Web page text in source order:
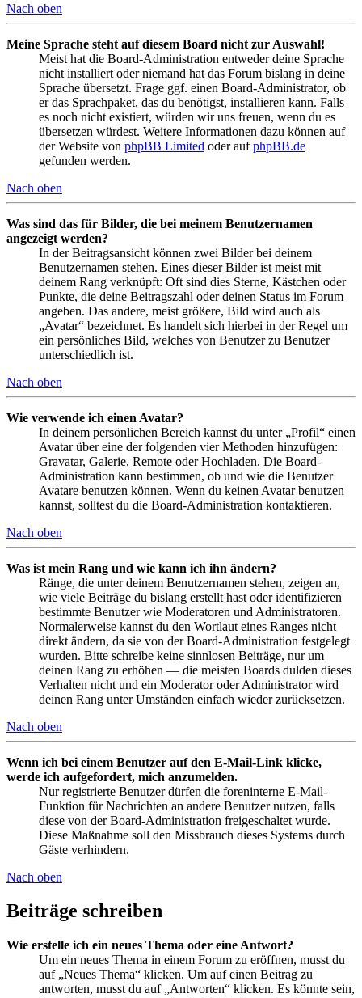
Nach oben
Meine Sprache steht auf diesem Board nicht zur Auswahl!
Meist hat die Board-Administration entweder deine Sprache
nicht installiert oder niemand hat das Forum bislang in deine
Sprache übersetzt. Frage ggf. einen Board-Administrator, ob
er das Sprachpaket, das du benötigst, installieren kann. Falls
es noch nicht existiert, würden wir uns freuen, wenn du es
übersetzen würdest. Weitere Informationen dazu können auf
der Website von phpBB Limited oder aufphpBB.de
gefunden werden.
Nach oben
Was sind das für Bilder, die bei meinem Benutzernamen
angezeigt werden?
In der Beitragsansicht können zwei Bilder bei deinem
Benutzernamen stehen. Eines dieser Bilder ist meist mit
deinem Rang verknüpft: Oft sind dies Sterne, Kästchen oder
Punkte, die deine Beitragszahl oder deinen Status im Forum
angeben. Das andere, meist größere, Bild wird auch als
„Avatar“ bezeichnet. Es handelt sich hierbei in der Regel um
ein persönliches Bild, welches von Benutzer zu Benutzer
unterschiedlich ist.
Nach oben
Wie verwende ich einen Avatar?
In deinem persönlichen Bereich kannst du unter „Profil“ einen
Avatar über eine der folgenden vier Methoden hinzufügen:
Gravatar, Galerie, Remote oder Hochladen. Die Board-
Administration kann bestimmen, ob und wie die Benutzer
Avatare benutzen können. Wenn du keinen Avatar benutzen
kannst, solltest du die Board-Administration kontaktieren.
Nach oben
Was ist mein Rang und wie kann ich ihn ändern?
Ränge, die unter deinem Benutzernamen stehen, zeigen an,
wie viele Beiträge du bislang erstellt hast oder identifizieren
bestimmte Benutzer wie Moderatoren und Administratoren.
Normalerweise kannst du den Wortlaut eines Ranges nicht
direkt ändern, da sie von der Board-Administration festgelegt
wurden. Bitte schreibe keine sinnlosen Beiträge, nur um
deinen Rang zu erhöhen — die meisten Boards dulden dieses
Verhalten nicht und ein Moderator oder Administrator wird
deinen Rang unter Umständen einfach wieder zurücksetzen.
Nach oben
Wenn ich bei einem Benutzer auf den E-Mail-Link klicke,
werde ich aufgefordert, mich anzumelden.
Nur registrierte Benutzer dürfen die foreninterne E-Mail-
Funktion für Nachrichten an andere Benutzer nutzen, falls
diese von der Board-Administration freigeschaltet wurde.
Diese Maßnahme soll den Missbrauch dieses Systems durch
Gäste verhindern.
Nach oben
Beiträge schreiben
Wie erstelle ich ein neues Thema oder eine Antwort?
Um ein neues Thema in einem Forum zu eröffnen, musst du
auf „Neues Thema“ klicken. Um auf einen Beitrag zu
antworten, musst du auf „Antworten“ klicken. Es könnte sein,